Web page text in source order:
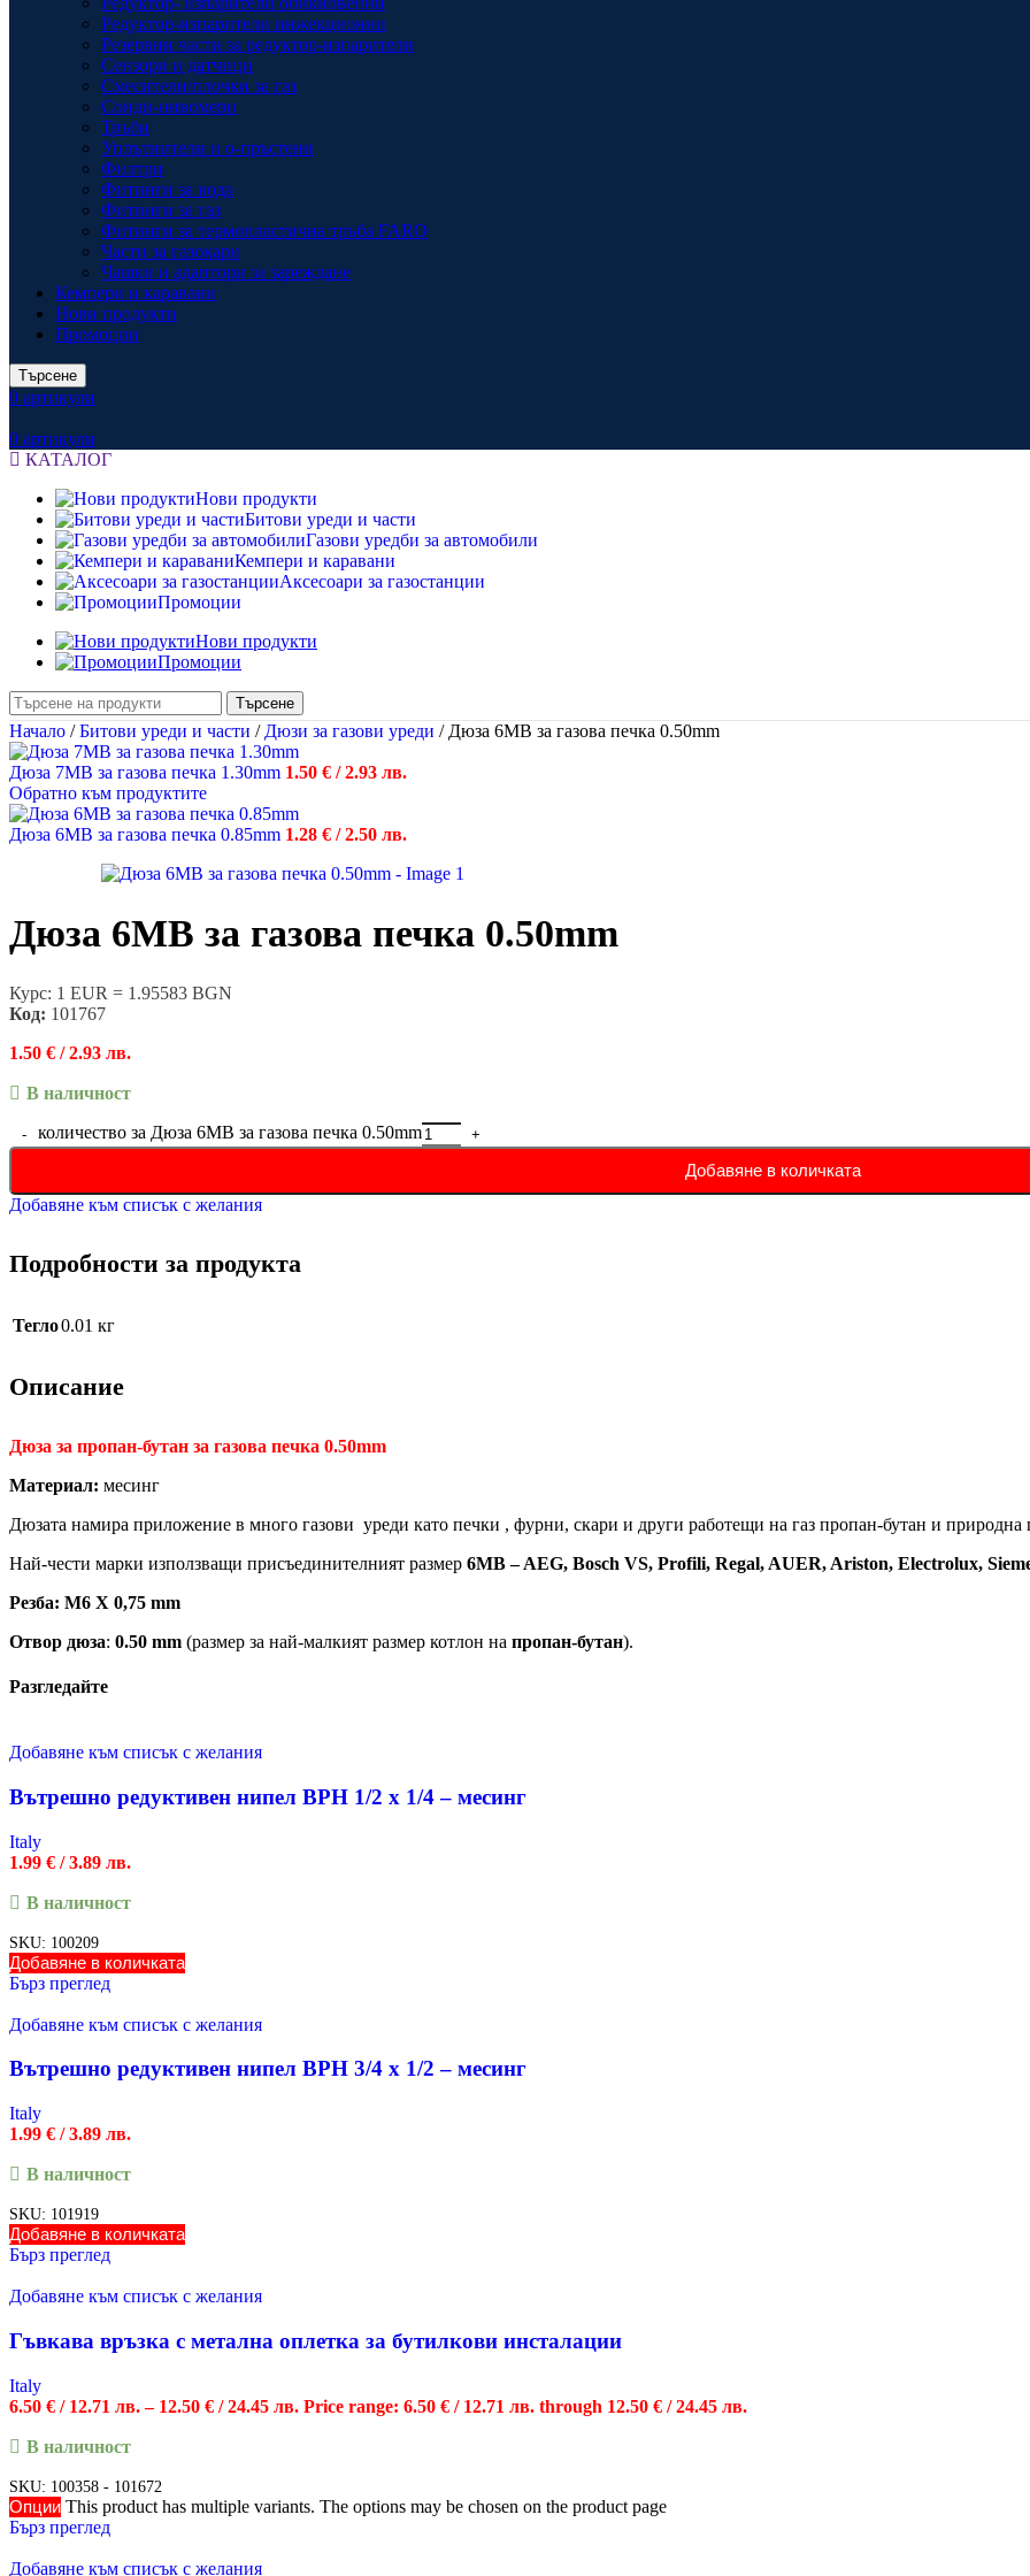
Редуктор-изпарители инжекционни
Резервни части за редуктор-изпарители
Сензори и датчици
Смесители/плочки за газ
Сонди-нивомери
Тръби
Уплътнители и о-пръстени
Филтри
Фитинги за вода
Фитинги за газ
Фитинги за термопластична тръба FARO
Части за газокари
Чашки и адаптори за зареждане
Кемпери и каравани
Нови продукти
Промоции
Търсене
0 артикули
0 артикули
КАТАЛОГ
Нови продукти
Битови уреди и части
Газови уредби за автомобили
Кемпери и каравани
Аксесоари за газостанции
Промоции
Нови продукти
Промоции
Търсене
Начало / Битови уреди и части / Дюзи за газови уреди / Дюза 6MB за газова печка 0.50mm
Дюза 7MB за газова печка 1.30mm 1.50 € / 2.93 лв.
Обратно към продуктите
Дюза 6MB за газова печка 0.85mm 1.28 € / 2.50 лв.
Дюза 6MB за газова печка 0.50mm
Курс: 1 EUR = 1.95583 BGN
Код: 101767
1.50 € / 2.93 лв.
В наличност
количество за Дюза 6MB за газова печка 0.50mm
Добавяне в количката
Добавяне към списък с желания
Подробности за продукта
Тегло0.01 кг
Описание
Дюза за пропан-бутан за газова печка 0.50mm
Материал: месинг
Дюзата намира приложение в много газови уреди като печки , фурни, скари и други работещи на газ пропан-бутан и природна
Най-чести марки използващи присъединителният размер 6MB – AEG, Bosch VS, Profili, Regal, AUER, Ariston, Electrolux,
Резба: М6 Х 0,75 mm
Отвор дюза: 0.50 mm (размер за най-малкият размер котлон на пропан-бутан).
Разгледайте
Добавяне към списък с желания
Вътрешно редуктивен нипел ВРН 1/2 х 1/4 – месинг
Italy
1.99 € / 3.89 лв.
В наличност
SKU: 100209
Добавяне в количката
Бърз преглед
Добавяне към списък с желания
Вътрешно редуктивен нипел ВРН 3/4 х 1/2 – месинг
Italy
1.99 € / 3.89 лв.
В наличност
SKU: 101919
Добавяне в количката
Бърз преглед
Добавяне към списък с желания
Гъвкава връзка с метална оплетка за бутилкови инсталации
Italy
6.50 € / 12.71 лв.– 12.50 € / 24.45 лв. Price range: 6.50 € / 12.71 лв. through 12.50 € / 24.45 лв.
В наличност
SKU: 100358 - 101672
Опции This product has multiple variants. The options may be chosen on the product page
Бърз преглед
Добавяне към списък с желания